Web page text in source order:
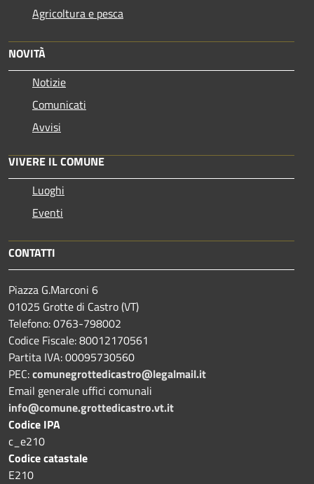
Agricoltura e pesca
NOVITÀ
Notizie
Comunicati
Avvisi
VIVERE IL COMUNE
Luoghi
Eventi
CONTATTI
Piazza G.Marconi 6
01025 Grotte di Castro (VT)
Telefono: 0763-798002
Codice Fiscale: 80012170561
Partita IVA: 00095730560
PEC:comunegrottedicastro@legalmail.it
Email generale uffici comunali
info@comune.grottedicastro.vt.it
Codice IPA
c_e210
Codice catastale
E210